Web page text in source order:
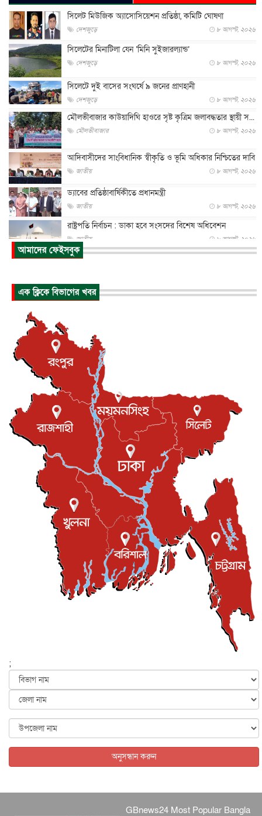
সিলেট মিউজিক অ্যাসোসিয়েশন প্রতিষ্ঠা, কমিটি ঘোষণা
দেশজুড়ে ৮ আগস্ট, ২০২৬
সিলেটের মিনাটিলা যেন ‘মিনি সুইজারল্যান্ড’
দেশজুড়ে ৮ আগস্ট, ২০২৬
সিলেটে দুই বাসের সংঘর্ষে ৯ জনের প্রাণহানী
দেশজুড়ে ৮ আগস্ট, ২০২৬
মৌলভীবাজার কাউয়াদিঘি হাওরে সৃষ্ট কৃত্রিম জলাবদ্ধতার স্থায়ী স...
মৌলভীবাজার ৮ আগস্ট, ২০২৬
আদিবাসীদের সাংবিধানিক স্বীকৃতি ও ভূমি অধিকার নিশ্চিতের দাবি
জাতীয় ৮ আগস্ট, ২০২৬
ড্যাবের প্রতিষ্ঠাবার্ষিকীতে প্রধানমন্ত্রী
জাতীয় ৮ আগস্ট, ২০২৬
রাষ্ট্রপতি নির্বাচন : ডাকা হবে সংসদের বিশেষ অধিবেশন
জাতীয় ৮ আগস্ট, ২০২৬
প্রধানমন্ত্রীর সঙ্গে সাক্ষাতে খুদে শিল্পী অনুশ্রী রায়ের স্বপ...
পাকিস্তান-তুরস্কের সঙ্গে প্রতিরক্ষা চুক্তি সৌদি আরবকে কতটা ন...
যুক্তরাজ্যে গ্রুমিং কেলেঙ্কারি : পাকিস্তানির অপরাধে অস্বস্তি...
আন্তর্জাতিক
বিরোধ কাটিয়ে কূটনৈতিক সম্পর্ক পুনঃস্থাপন করছে মেক্সিকো ও
আন্তর্জাতিক
এবার ওটিটিতে মুক্তি পেল ‘মালিক’
বিনোদন ৮ আগস্ট, ২০২৬
রিয়ালকে ‘না’ বলা রদ্রির জন্য বার্সার কাছে কত চাইল ম্যানসিটি
খেলাধুলা
শিল্পকলায় চলচ্চিত্র উৎসব, বিনা মূল্যে দেখা যাবে ৬ সিনেমা
বিনোদন ৮ আগস্ট, ২০২৬
ইস্ট লন্ডন মসজিদের জুমার খুতবা : “কুরআন হোক জীবন দেখার
লেন্স...
ইসলাম ও জীবন ৭ আগস্ট, ২০২৬
সিলেটের কন্যা মোহিনী রশিদ এনওয়াইপিডির উচ্চপদস্থ কর্মকর্তা
দেশজুড়ে ৬ আগস্ট, ২০২৬
আজ থেকে সবার জন্য উন্মুক্ত জুলাই স্মৃতি জাদুঘর
৬ আগস্ট, ২০২৬
৬ আগস্ট, ২০২৬
জুলাইয়ের কৃতিত্ব নেওয়ার জন্য সবাই প্রতিযোগিতায় নেমেছে :
৬ আগস্ট, ২০২৬
৬ আগস্ট, ২০২৬
আমাদের ফেইসবুক
এক ক্লিকে বিভাগের খবর
;
অনুসন্ধান করুন
GBnews24 Most Popular Bangla